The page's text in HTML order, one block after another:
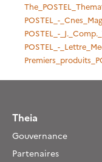
POSTEL_-
POSTEL_-
POSTEL_-
Theia
Gouvernance
Partenaires